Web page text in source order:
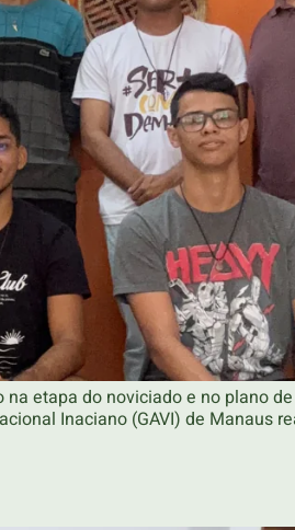
etapa do noviciado e no plano
Inaciano (GAVI) de Manaus